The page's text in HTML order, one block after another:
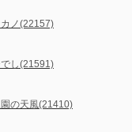
ノ(22157)
し(21591)
の天風(21410)